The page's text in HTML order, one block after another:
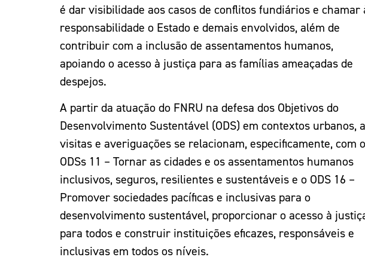
é dar visibilidade aos casos de conflitos fundiários e chamar
responsabilidade o Estado e demais envolvidos, além de
contribuir com a inclusão de assentamentos humanos,
apoiando o acesso à justiça para as famílias ameaçadas de
despejos.
A partir da atuação do FNRU na defesa dos Objetivos do
Desenvolvimento Sustentável (ODS) em contextos urbanos,
visitas e averiguações se relacionam, especificamente, com
ODSs 11 – Tornar as cidades e os assentamentos humanos
inclusivos, seguros, resilientes e sustentáveis e o ODS 16 –
Promover sociedades pacíficas e inclusivas para o
desenvolvimento sustentável, proporcionar o acesso à
para todos e construir instituições eficazes, responsáveis e
inclusivas em todos os níveis.